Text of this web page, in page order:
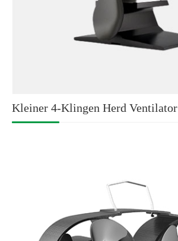
Kleiner 4-Klingen Herd Ventilator